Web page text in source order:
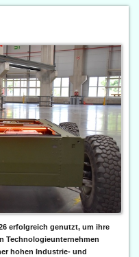
erfolgreich genutzt, um ihre
Technologieunternehmen
hohen Industrie- und